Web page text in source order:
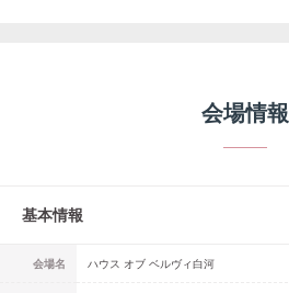
会場情報
基本情報
会場名 ハウス オブ ベルヴィ白河